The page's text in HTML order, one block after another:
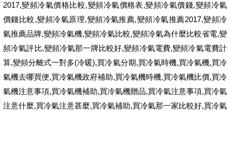
2017,變頻冷氣價格比較,變頻冷氣價格表,變頻冷氣價錢,變頻冷氣
價錢比較,變頻冷氣原理,變頻冷氣推薦,變頻冷氣推薦2017,變頻冷
氣推薦品牌,變頻冷氣機,變頻冷氣比較,變頻冷氣為什麼比較省電,變
頻冷氣評比,變頻冷氣那一牌比較好,變頻冷氣電費,變頻冷氣電費計
算,變頻分離式一對多(冷暖),買冷氣分期,買冷氣時機,買冷氣機,買冷
氣機去哪買便,買冷氣機政府補助,買冷氣機時機,買冷氣機比價,買冷
氣機注意事項,買冷氣機補助,買冷氣機贈品,買冷氣注意事項,買冷氣
注意什麼,買冷氣注意甚麼,買冷氣補助,買冷氣那一家比較好,買冷氣